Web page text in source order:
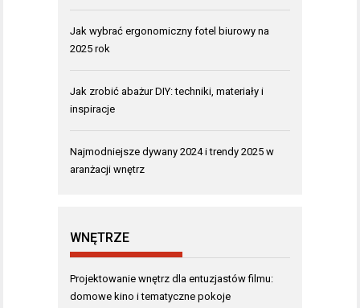
Jak wybrać ergonomiczny fotel biurowy na
2025 rok
Jak zrobić abażur DIY: techniki, materiały i
inspiracje
Najmodniejsze dywany 2024 i trendy 2025 w
aranżacji wnętrz
WNĘTRZE
Projektowanie wnętrz dla entuzjastów filmu:
domowe kino i tematyczne pokoje